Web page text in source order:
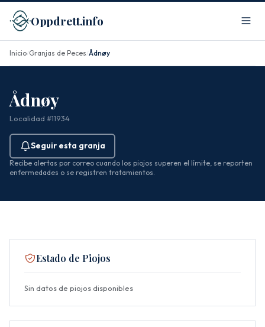
Oppdrett.info
Inicio/Granjas de Peces/Ådnøy
Ådnøy
Localidad #11934
Seguir esta granja
Recibe alertas por correo cuando los piojos superen el límite, se reporten
enfermedades o se registren tratamientos.
Estado de Piojos
Sin datos de piojos disponibles